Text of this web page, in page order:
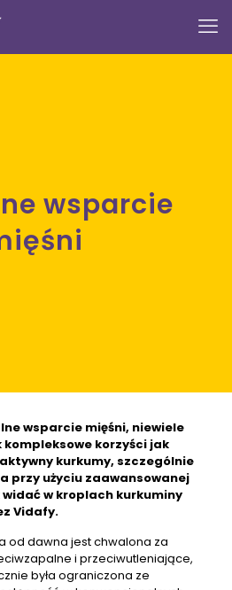
wsparcie mięśni, niewiele
korzyści jak
kurkumy, szczególnie
przy użyciu zaawansowanej
w kroplach kurkuminy
Vidafy.
od dawna jest chwalona za
i przeciwutleniające,
była ograniczona ze